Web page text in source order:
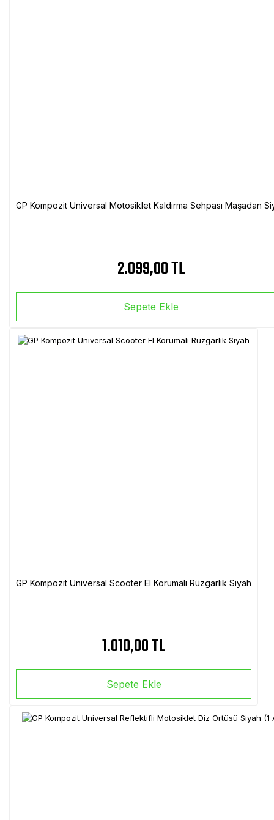
GP Kompozit Universal Motosiklet Kaldırma Sehpası Maşadan
2.099,00 TL
Sepete Ekle
GP Kompozit Universal Scooter El Korumalı Rüzgarlık Siyah
1.010,00 TL
Sepete Ekle